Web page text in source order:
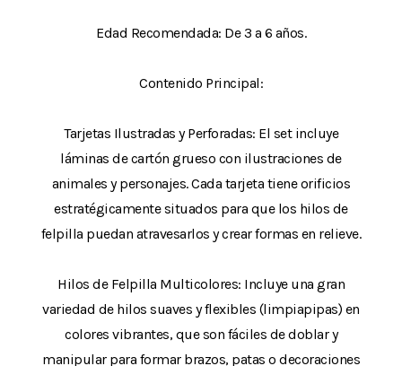
Edad Recomendada: De 3 a 6 años.
Contenido Principal:
Tarjetas Ilustradas y Perforadas: El set incluye
láminas de cartón grueso con ilustraciones de
animales y personajes. Cada tarjeta tiene orificios
estratégicamente situados para que los hilos de
felpilla puedan atravesarlos y crear formas en relieve.
Hilos de Felpilla Multicolores: Incluye una gran
variedad de hilos suaves y flexibles (limpiapipas) en
colores vibrantes, que son fáciles de doblar y
manipular para formar brazos, patas o decoraciones